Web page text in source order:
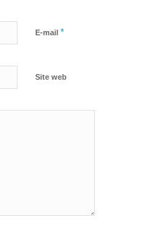
E-mail *
Site web